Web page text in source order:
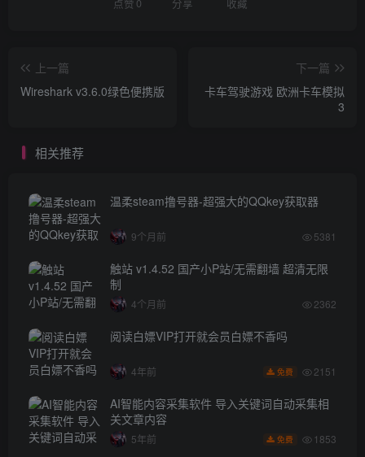
点赞 0 分享 收藏
上一篇
Wireshark v3.6.0绿色便携版
下一篇
卡车驾驶游戏 欧洲卡车模拟
3
相关推荐
温柔steam撸号器-超强大的QQkey获取器
9个月前 5381
触站 v1.4.52 国产小P站/无需翻墙 超清无限
制
4个月前 2362
阅读白嫖VIP打开就会员白嫖不香吗
4年前 免费 2151
AI智能内容采集软件 导入关键词自动采集相
关文章内容
5年前 免费 1853